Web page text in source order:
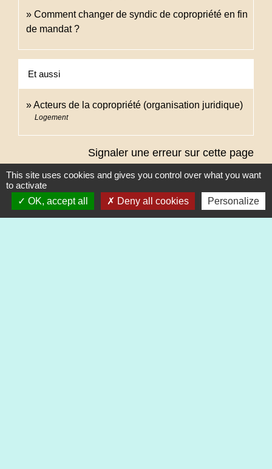
Comment changer de syndic de copropriété en fin
de mandat ?
Et aussi
Acteurs de la copropriété (organisation juridique)
Logement
Signaler une erreur sur cette page
This site uses cookies and gives you control over what you want
to activate
OK, accept all
Deny all cookies Personalize